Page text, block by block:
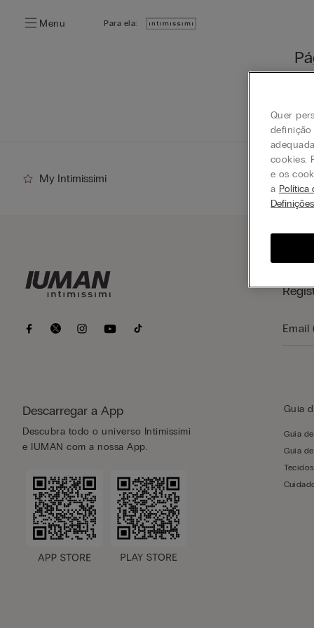
Menu Para ela:
My Intimissimi
Descarregar a App
Descubra todo o universo Intimissimi
e IUMAN com a nossa App.
Guia
Guia
Guia
Tecidos
Quer
cookies.
e os
a Política